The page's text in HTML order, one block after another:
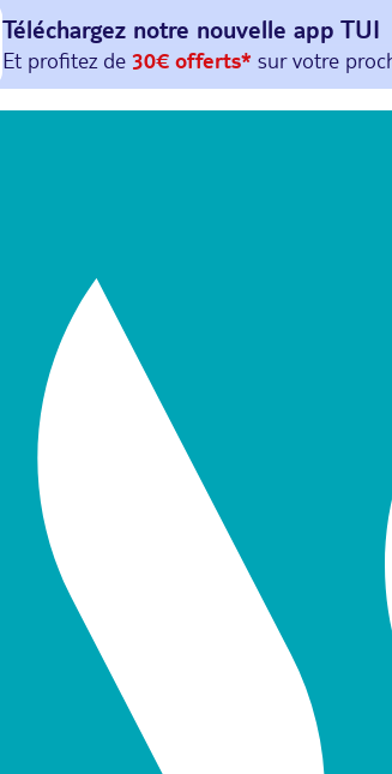
Téléchargez notre nouvelle app TUI
Et profitez de 30€ offerts*sur votre
avec le code : HAPPYAPP